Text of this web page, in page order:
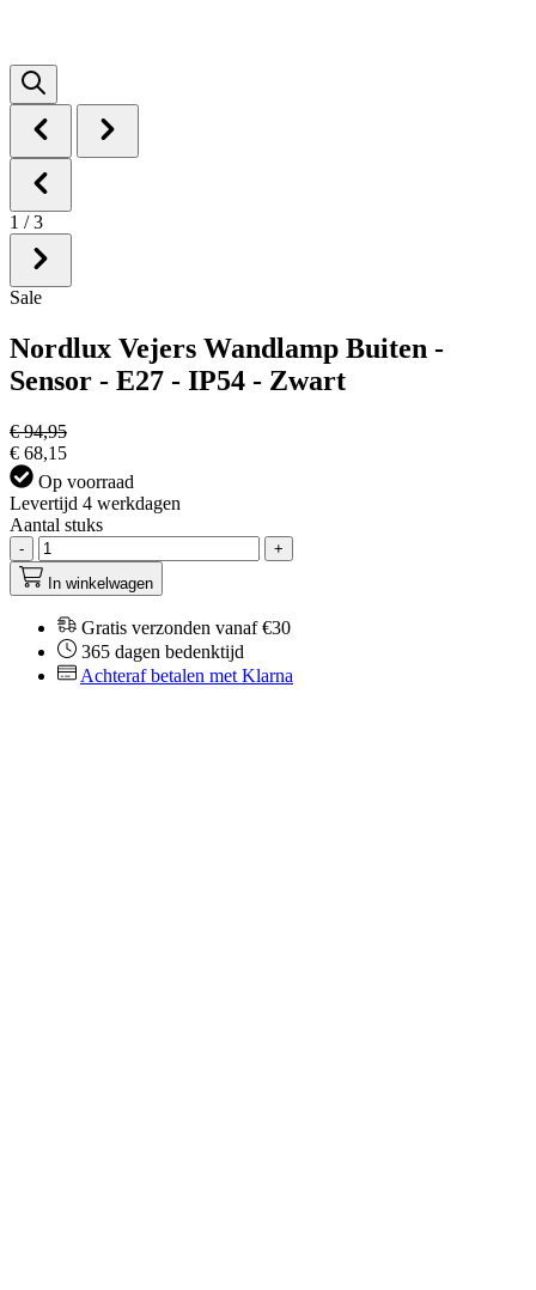
1 / 3
Sale
Nordlux Vejers Wandlamp Buiten -
Sensor - E27 - IP54 - Zwart
€ 94,95
€ 68,15
Op voorraad
Levertijd 4 werkdagen
Aantal stuks
-
+
In winkelwagen
Gratis verzonden vanaf €30
365 dagen bedenktijd
Achteraf betalen met Klarna